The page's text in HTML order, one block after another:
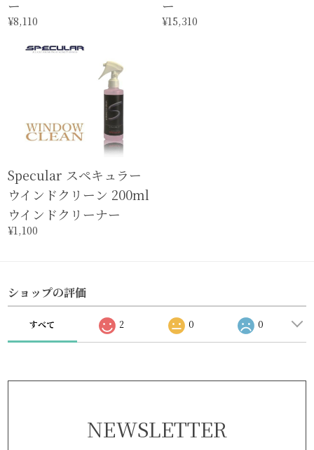
ー
¥8,110
ー
¥15,310
Specular スペキュラー
ウインドクリーン 200ml
ウインドクリーナー
¥1,100
ショップの評価
すべて 2 0 0
NEWSLETTER